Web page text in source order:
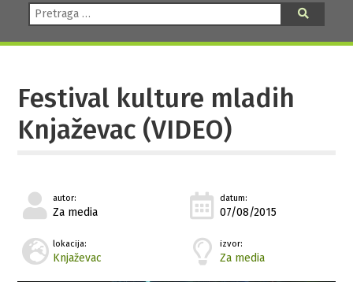
Pretraga:
Festival kulture mladih
Knjaževac (VIDEO)
autor:
Za media
datum:
07/08/2015
lokacija:
Knjaževac
izvor:
Za media